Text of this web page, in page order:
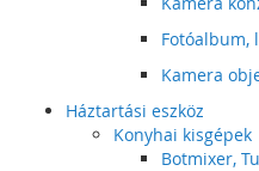
Fotóalbum,
Kamera
Háztartási eszköz
Konyhai kisgépek
Botmixer,